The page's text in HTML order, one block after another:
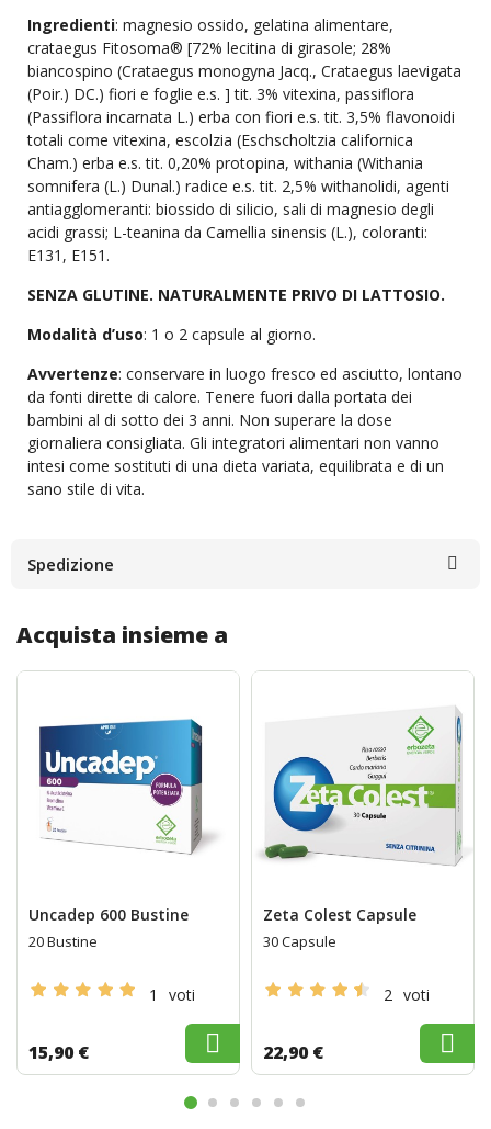
Ingredienti: magnesio ossido, gelatina alimentare,
crataegus Fitosoma® [72% lecitina di girasole; 28%
biancospino (Crataegus monogyna Jacq., Crataegus laevigata
(Poir.) DC.) fiori e foglie e.s. ] tit. 3% vitexina, passiflora
(Passiflora incarnata L.) erba con fiori e.s. tit. 3,5% flavonoidi
totali come vitexina, escolzia (Eschscholtzia californica
Cham.) erba e.s. tit. 0,20% protopina, withania (Withania
somnifera (L.) Dunal.) radice e.s. tit. 2,5% withanolidi, agenti
antiagglomeranti: biossido di silicio, sali di magnesio degli
acidi grassi; L-teanina da Camellia sinensis (L.), coloranti:
E131, E151.
SENZA GLUTINE. NATURALMENTE PRIVO DI LATTOSIO.
Modalità d’uso: 1 o 2 capsule al giorno.
Avvertenze: conservare in luogo fresco ed asciutto, lontano
da fonti dirette di calore. Tenere fuori dalla portata dei
bambini al di sotto dei 3 anni. Non superare la dose
giornaliera consigliata. Gli integratori alimentari non vanno
intesi come sostituti di una dieta variata, equilibrata e di un
sano stile di vita.
Spedizione
Acquista insieme a
Uncadep 600 Bustine
20 Bustine
1 voti
15,90 €
Zeta Colest Capsule
30 Capsule
2 voti
22,90 €